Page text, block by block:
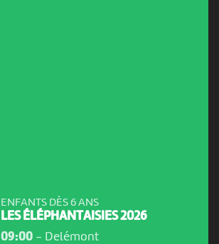
ENFANTS DÈS 6 ANS
LES ÉLÉPHANTAISIES 2026
09:00- Delémont